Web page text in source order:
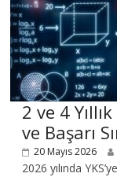
2 ve 4
ve Başarı
20 Mayıs 2026
2026 yılında